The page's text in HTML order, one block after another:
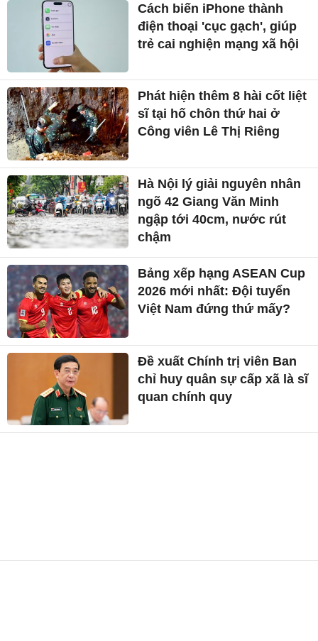
Cách biến iPhone thành
điện thoại 'cục gạch', giúp
trẻ cai nghiện mạng xã hội
Phát hiện thêm 8 hài cốt liệt
sĩ tại hố chôn thứ hai ở
Công viên Lê Thị Riêng
Hà Nội lý giải nguyên nhân
ngõ 42 Giang Văn Minh
ngập tới 40cm, nước rút
chậm
Bảng xếp hạng ASEAN Cup
2026 mới nhất: Đội tuyển
Việt Nam đứng thứ mấy?
Đề xuất Chính trị viên Ban
chỉ huy quân sự cấp xã là sĩ
quan chính quy